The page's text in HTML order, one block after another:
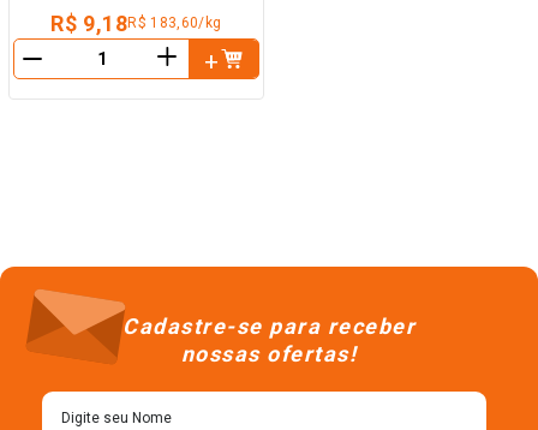
R$ 9,18R$ 183,60/kg
＋
Cadastre-se para receber
nossas ofertas!